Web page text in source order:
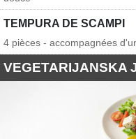
TEMPURA DE SCAMPI
4 pièces - accompagnées
VEGETARIJANSKA